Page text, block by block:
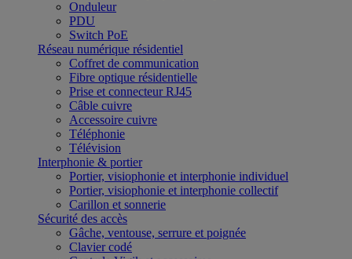
Onduleur
PDU
Switch PoE
Réseau numérique résidentiel
Coffret de communication
Fibre optique résidentielle
Prise et connecteur RJ45
Câble cuivre
Accessoire cuivre
Téléphonie
Télévision
Interphonie & portier
Portier, visiophonie et interphonie individuel
Portier, visiophonie et interphonie collectif
Carillon et sonnerie
Sécurité des accès
Gâche, ventouse, serrure et poignée
Clavier codé